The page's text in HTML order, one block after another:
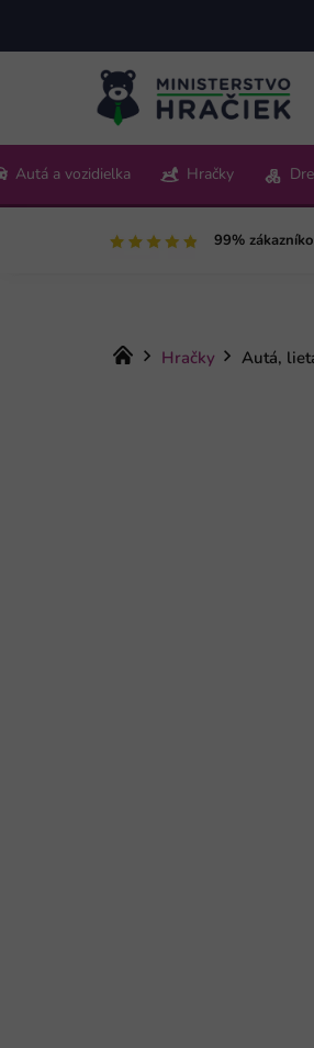
obsah
Pon-Pia 9:00-15:00
Autá a vozidielka Hračky
99%
Domov
Hračky Autá,